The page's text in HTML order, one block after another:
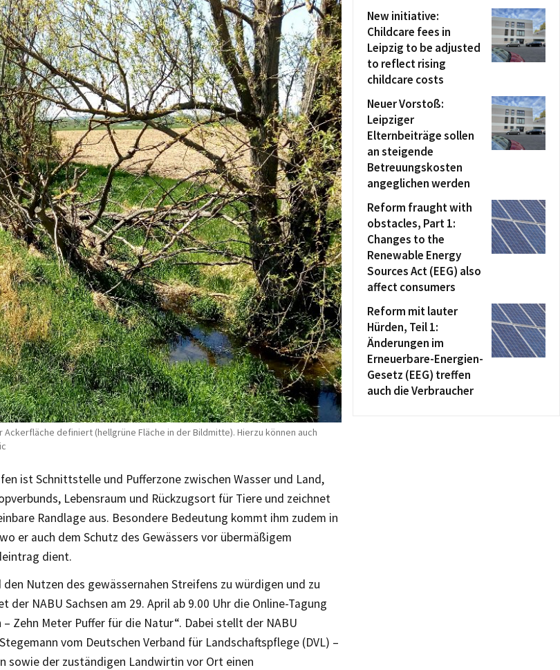
definiert (hellgrüne Fläche in der Bildmitte). Hierzu können auch
ist Schnittstelle und Pufferzone zwischen Wasser und Land,
Lebensraum und Rückzugsort für Tiere und zeichnet
Randlage aus. Besondere Bedeutung kommt ihm zudem in
er auch dem Schutz des Gewässers vor übermäßigem
dient.
Nutzen des gewässernahen Streifens zu würdigen und zu
der NABU Sachsen am 29. April ab 9.00 Uhr die Online-Tagung
Zehn Meter Puffer für die Natur“. Dabei stellt der NABU
vom Deutschen Verband für Landschaftspflege (DVL) –
sowie der zuständigen Landwirtin vor Ort einen
New initiative:
Childcare fees in
Leipzig to be adjusted
to reflect rising
childcare costs
Neuer Vorstoß:
Leipziger
Elternbeiträge sollen
an steigende
Betreuungskosten
angeglichen werden
Reform fraught with
obstacles, Part 1:
Changes to the
Renewable Energy
Sources Act (EEG) also
affect consumers
Reform mit lauter
Hürden, Teil 1:
Änderungen im
Erneuerbare-Energien-
Gesetz (EEG) treffen
auch die Verbraucher